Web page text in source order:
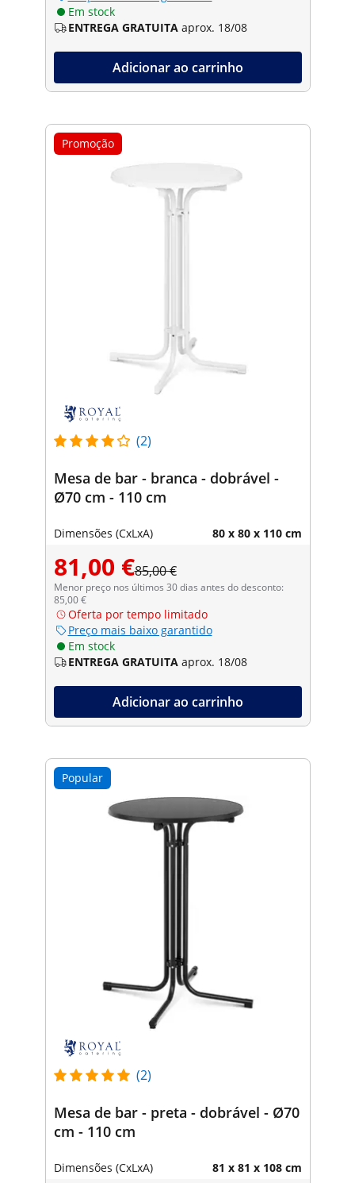
Em stock
ENTREGA GRATUITA aprox. 18/08
Adicionar ao carrinho
Promoção
(2)
Mesa de bar - branca - dobrável -
Ø70 cm - 110 cm
Dimensões (CxLxA) 80 x 80 x 110 cm
81,00 €85,00 €
Menor preço nos últimos 30 dias antes do desconto:
85,00 €
Oferta por tempo limitado
Preço mais baixo garantido
Em stock
ENTREGA GRATUITA aprox. 18/08
Adicionar ao carrinho
Popular
(2)
Mesa de bar - preta - dobrável - Ø70
cm - 110 cm
Dimensões (CxLxA) 81 x 81 x 108 cm